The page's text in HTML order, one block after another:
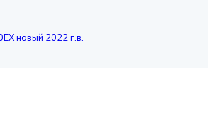
новый 2022 г.в.